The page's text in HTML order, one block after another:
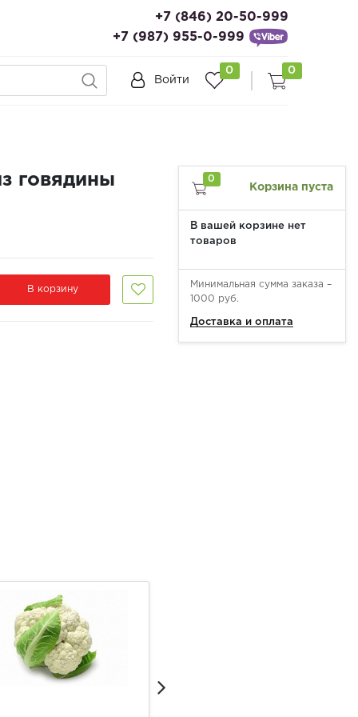
+7 (846) 20-50-999
+7 (987) 955-0-999
Войти
0 0
говядины
В корзину
0
Корзина пуста
В вашей корзине нет
товаров
Минимальная сумма заказа –
1000 руб.
Доставка и оплата